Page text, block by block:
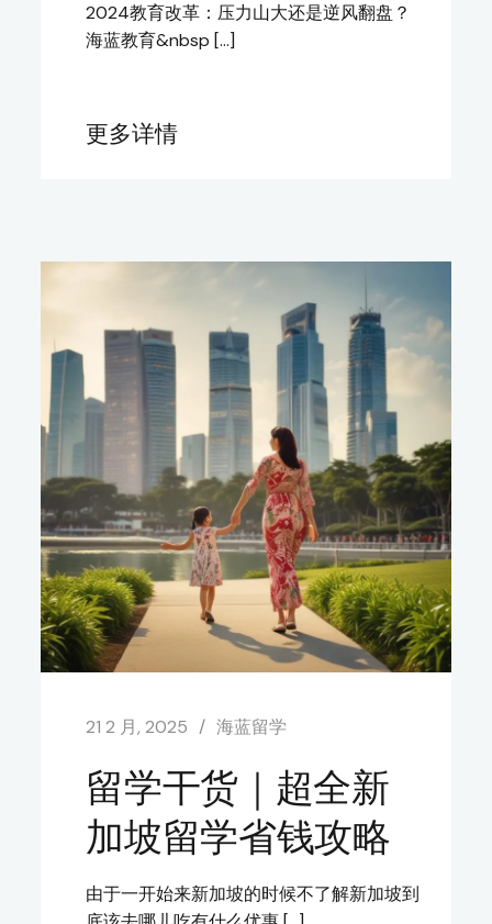
2024教育改革：压力山大还是逆风翻盘？
海蓝教育&nbsp […]
更多详情
21 2 月, 2025 海蓝留学
留学干货｜超全新
加坡留学省钱攻略
由于一开始来新加坡的时候不了解新加坡到